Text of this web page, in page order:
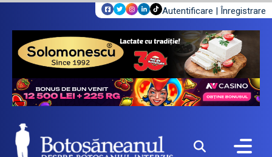
Autentificare | Înregistrare